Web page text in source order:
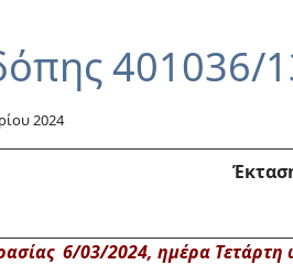
401036/
2024
6/03/2024, ημέρα Τετάρτη